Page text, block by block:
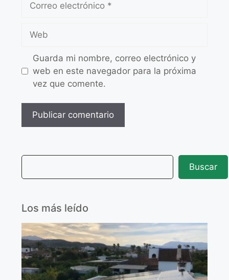
Guarda mi nombre, correo electrónico y
web en este navegador para la próxima
vez que comente.
Buscar
Los más leído